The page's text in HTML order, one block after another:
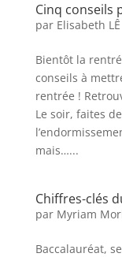
Cinq conseils
par Elisabeth LÊ
Bientôt la
conseils à
rentrée !
Le soir, faites
mais…...
Chiffres-clés
par Myriam
Baccalauréat,